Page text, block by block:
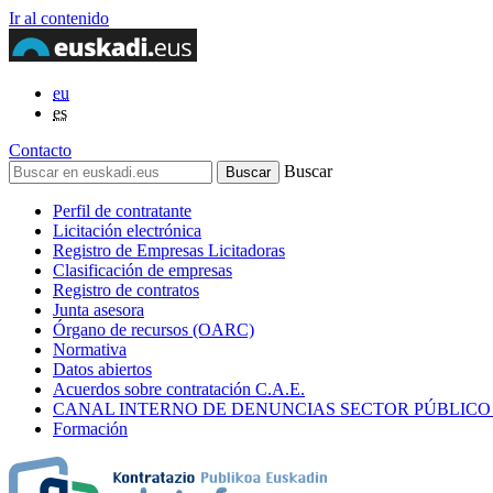
Ir al contenido
eu
es
Contacto
Buscar
Perfil de contratante
Licitación electrónica
Registro de Empresas Licitadoras
Clasificación de empresas
Registro de contratos
Junta asesora
Órgano de recursos (OARC)
Normativa
Datos abiertos
Acuerdos sobre contratación C.A.E.
CANAL INTERNO DE DENUNCIAS SECTOR
Formación